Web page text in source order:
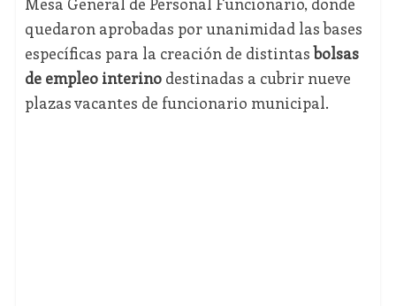
quedaron aprobadas por unanimidad las bases
específicas para la creación de distintasbolsas
de empleo interinodestinadas a cubrir nueve
plazas vacantes de funcionario municipal.